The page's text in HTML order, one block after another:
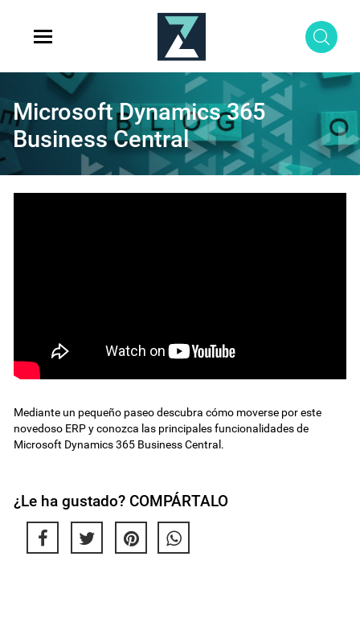
Microsoft Dynamics 365
Business Central
Mediante un pequeño paseo descubra cómo moverse por este
novedoso ERP y conozca las principales funcionalidades de
Microsoft Dynamics 365 Business Central.
¿Le ha gustado? COMPÁRTALO